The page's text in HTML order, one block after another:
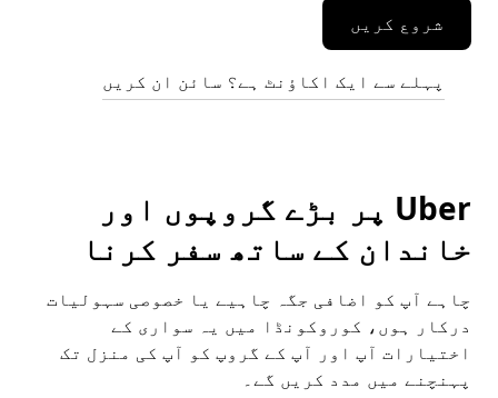
شروع کریں
پہلے سے ایک اکاؤنٹ ہے؟ سائن ان کریں
Uber پر بڑے گروپوں اور
خاندان کے ساتھ سفر کرنا
چاہے آپ کو اضافی جگہ چاہیے یا خصوصی سہولیات
درکار ہوں، کوروکونڈا میں یہ سواری کے
اختیارات آپ اور آپ کے گروپ کو آپ کی منزل تک
پہنچنے میں مدد کریں گے۔